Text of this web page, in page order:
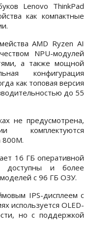
Lenovo ThinkPad
как компактные
AMD Ryzen AI
NPU-модулей
а также мощной
конфигурация
как топовая версия
до 55
не предусмотрена,
комплектуются
800M.
16 ГБ оперативной
доступны и более
с 96 ГБ ОЗУ.
IPS-дисплеем с
используется OLED-
но с поддержкой